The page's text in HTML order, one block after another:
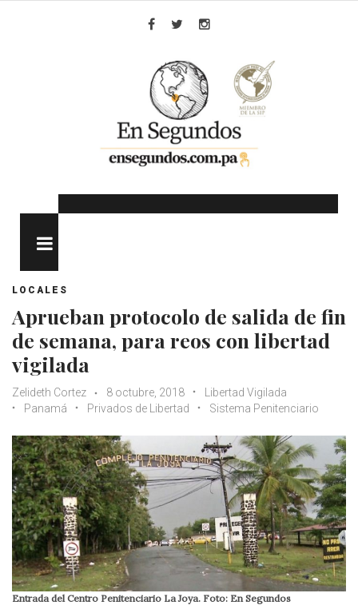
LOCALES
Aprueban protocolo de salida de fin
de semana, para reos con libertad
vigilada
Zelideth Cortez 8 octubre, 2018
Libertad Vigilada
Panamá
Privados de Libertad Sistema Penitenciario
Entrada del Centro Penitenciario La Joya. Foto: En Segundos